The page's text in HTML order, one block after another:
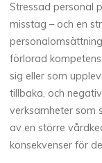
Stressad personal
misstag – och en
förlorad
sig eller som
tillbaka, och
verksamheter som
av en större
konsekvenser för